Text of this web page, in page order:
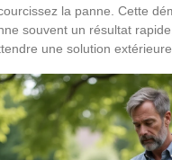
la panne. Cette
souvent un résultat
une solution extérieure.